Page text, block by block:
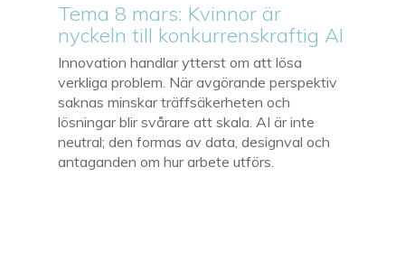
Tema 8 mars: Kvinnor är
nyckeln till konkurrenskraftig AI
Innovation handlar ytterst om att lösa
verkliga problem. När avgörande perspektiv
saknas minskar träffsäkerheten och
lösningar blir svårare att skala. AI är inte
neutral; den formas av data, designval och
antaganden om hur arbete utförs.